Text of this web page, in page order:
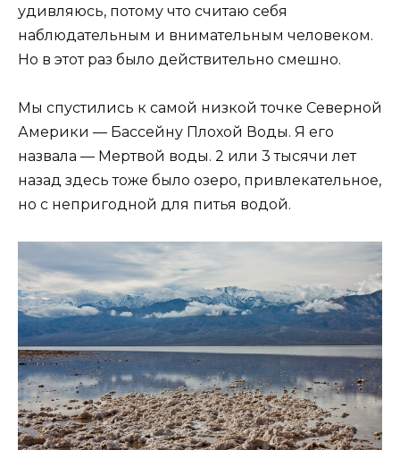
удивляюсь, потому что считаю себя
наблюдательным и внимательным человеком.
Но в этот раз было действительно смешно.
Мы спустились к самой низкой точке Северной
Америки — Бассейну Плохой Воды. Я его
назвала — Мертвой воды. 2 или 3 тысячи лет
назад здесь тоже было озеро, привлекательное,
но с непригодной для питья водой.